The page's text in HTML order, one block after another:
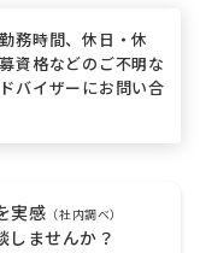
務時間、休日・休
資格などのご不明な
バイザーにお問い合
実感 （社内調べ）
しませんか？